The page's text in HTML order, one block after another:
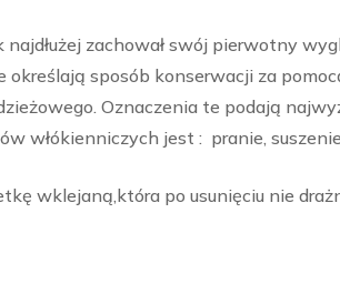
zachował swój pierwotny
określają sposób konserwacji za
Oznaczenia te podają
włókienniczych jest : pranie,
wklejaną,która po usunięciu nie